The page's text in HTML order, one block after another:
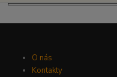
O nás
Kontakty